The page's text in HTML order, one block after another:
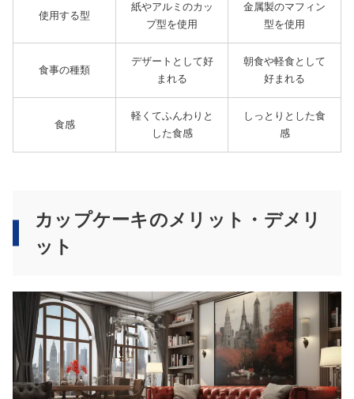
使用する型
紙やアルミのカッ
プ型を使用
金属製のマフィン
型を使用
食事の種類
デザートとして好
まれる
朝食や軽食として
好まれる
食感
軽くてふんわりと
した食感
しっとりとした食
感
カップケーキのメリット・デメリ
ット